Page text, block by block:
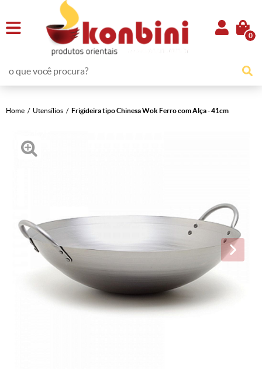
0
Home Utensílios Frigideira tipo Chinesa Wok Ferro com Alça - 41cm